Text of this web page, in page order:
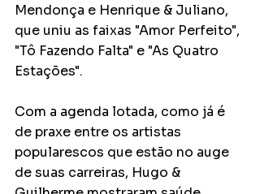
Mendonça e Henrique & Juliano,
que uniu as faixas "Amor Perfeito",
"Tô Fazendo Falta" e "As Quatro
Estações".
Com a agenda lotada, como já é
de praxe entre os artistas
popularescos que estão no auge
de suas carreiras, Hugo &